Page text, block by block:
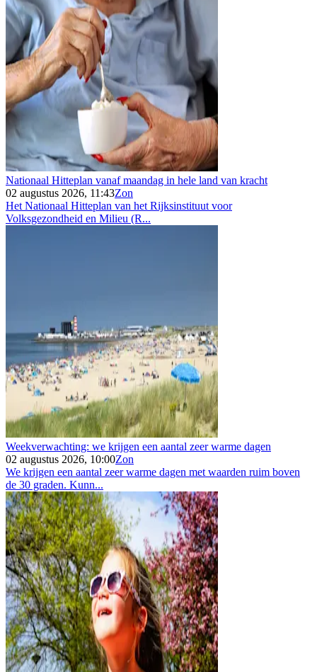
Nationaal Hitteplan vanaf maandag in hele land van kracht
02 augustus 2026, 11:43Zon
Het Nationaal Hitteplan van het Rijksinstituut voor
Volksgezondheid en Milieu (R...
Weekverwachting: we krijgen een aantal zeer warme dagen
02 augustus 2026, 10:00Zon
We krijgen een aantal zeer warme dagen met waarden ruim boven
de 30 graden. Kunn...